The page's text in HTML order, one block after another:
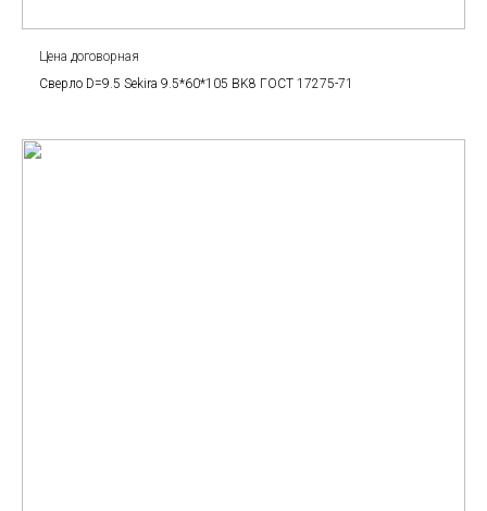
Цена договорная
Сверло D=9.5 Sekira 9.5*60*105 BK8 ГОСТ 17275-71